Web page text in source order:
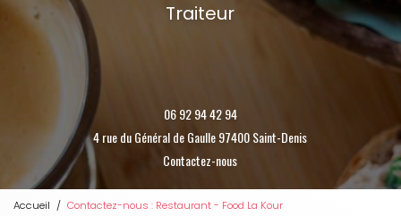
Traiteur
06 92 94 42 94
4 rue du Général de Gaulle 97400 Saint-Denis
Contactez-nous
Accueil Contactez-nous : Restaurant - Food La Kour